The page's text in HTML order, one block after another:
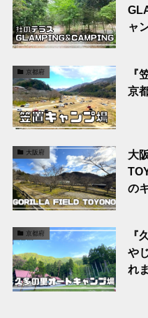
ャ
京都府
『
京
大阪府
大
の
京都府
『
や
れ